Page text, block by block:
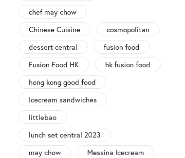
chef may chow
Chinese Cuisine
cosmopolitan
dessert central
fusion food
Fusion Food HK
hk fusion food
hong kong good food
Icecream sandwiches
littlebao
lunch set central 2023
may chow
Messina Icecream